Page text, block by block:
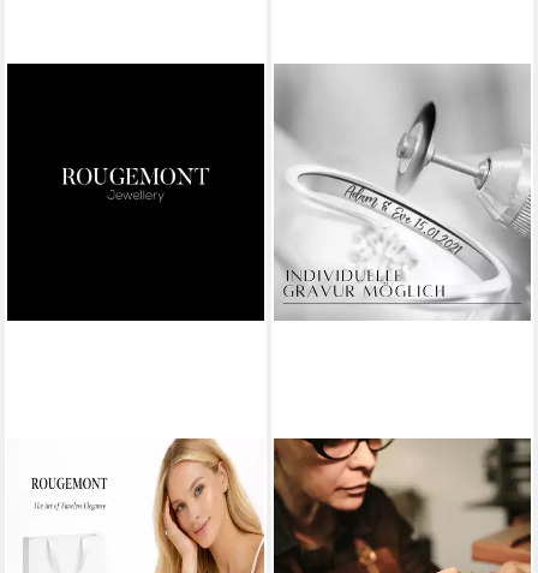
Silberring Funkelnder Damen
Moissanit Verlobungsring mit
Zertifikat 7mm 1,2ct,
ADAM & EVE
Verlobungsring mit 23
Brillanten - 585/- Gelbgold
oder Weißgold 0,35 ct. &